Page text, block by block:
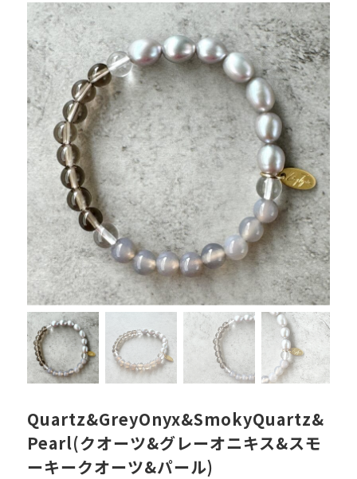
Quartz&GreyOnyx&SmokyQuartz&
Pearl(クオーツ&グレーオニキス&スモ
ーキークオーツ&パール)